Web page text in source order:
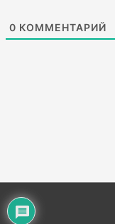
0 КОММЕНТАРИЙ